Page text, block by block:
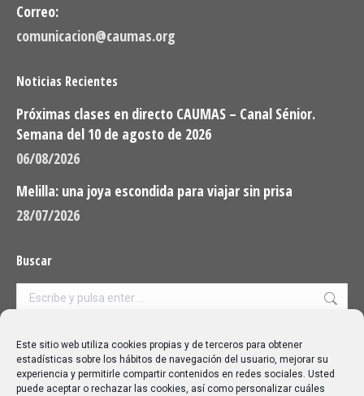
Este sitio web utiliza cookies propias y de terceros para obtener
estadísticas sobre los hábitos de navegación del usuario, mejorar su
experiencia y permitirle compartir contenidos en redes sociales. Usted
puede aceptar o rechazar las cookies, así como personalizar cuáles
Correo:
comunicacion@caumas.org
Noticias Recientes
Próximas clases en directo CAUMAS – Canal Sénior.
Semana del 10 de agosto de 2026
06/08/2026
Melilla: una joya escondida para viajar sin prisa
28/07/2026
Buscar
Buscar:
Aviso Legal|Política de privacidad|Política de cookies